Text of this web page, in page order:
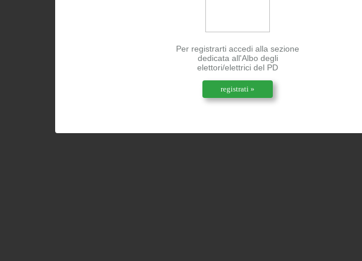
Per registrarti accedi alla sezione
dedicata all'Albo degli
elettori/elettrici del PD